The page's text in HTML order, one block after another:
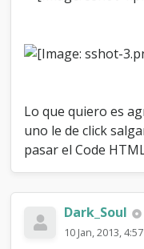
p
o
h
e
a
d
e
Lo que quiero es
uno le de click
pasar el Code
Dark_Soul
10 Jan, 2013,